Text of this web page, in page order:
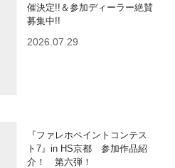
催決定!!＆参加ディーラー絶賛
募集中!!
2026.07.29
『ファレホペイントコンテス
ト7』in HS京都 参加作品紹
介！ 第六弾！